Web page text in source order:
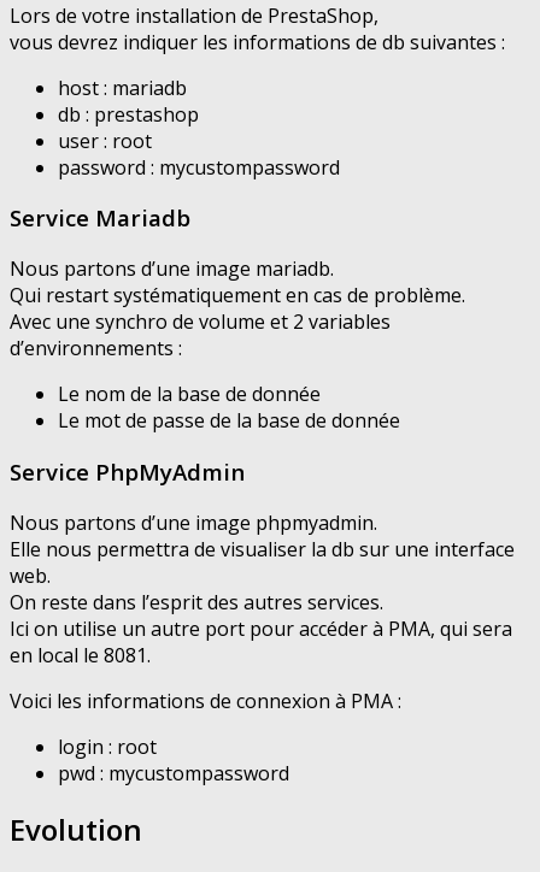
Lors de votre installation de PrestaShop,
vous devrez indiquer les informations de db suivantes :
host : mariadb
db : prestashop
user : root
password : mycustompassword
Service Mariadb
Nous partons d’une image mariadb.
Qui restart systématiquement en cas de problème.
Avec une synchro de volume et 2 variables
d’environnements :
Le nom de la base de donnée
Le mot de passe de la base de donnée
Service PhpMyAdmin
Nous partons d’une image phpmyadmin.
Elle nous permettra de visualiser la db sur une interface
web.
On reste dans l’esprit des autres services.
Ici on utilise un autre port pour accéder à PMA, qui sera
en local le 8081.
Voici les informations de connexion à PMA :
login : root
pwd : mycustompassword
Evolution